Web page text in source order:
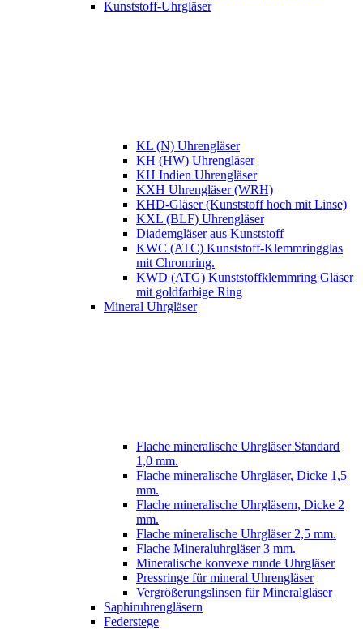
Kunststoff-Uhrgläser
KL (N) Uhrengläser
KH (HW) Uhrengläser
KH Indien Uhrengläser
KXH Uhrengläser (WRH)
KHD-Gläser (Kunststoff hoch mit Linse)
KXL (BLF) Uhrengläser
Diademgläser aus Kunststoff
KWC (ATC) Kunststoff-Klemmringglas
mit Chromring.
KWD (ATG) Kunststoffklemmring Gläser
mit goldfarbige Ring
Mineral Uhrgläser
Flache mineralische Uhrgläser Standard
1,0 mm.
Flache mineralische Uhrgläser, Dicke 1,5
mm.
Flache mineralische Uhrgläsern, Dicke 2
mm.
Flache mineralische Uhrgläser 2,5 mm.
Flache Mineraluhrgläser 3 mm.
Mineralische konvexe runde Uhrgläser
Pressringe für mineral Uhrengläser
Vergrößerungslinsen für Mineralgläser
Saphiruhrengläsern
Federstege